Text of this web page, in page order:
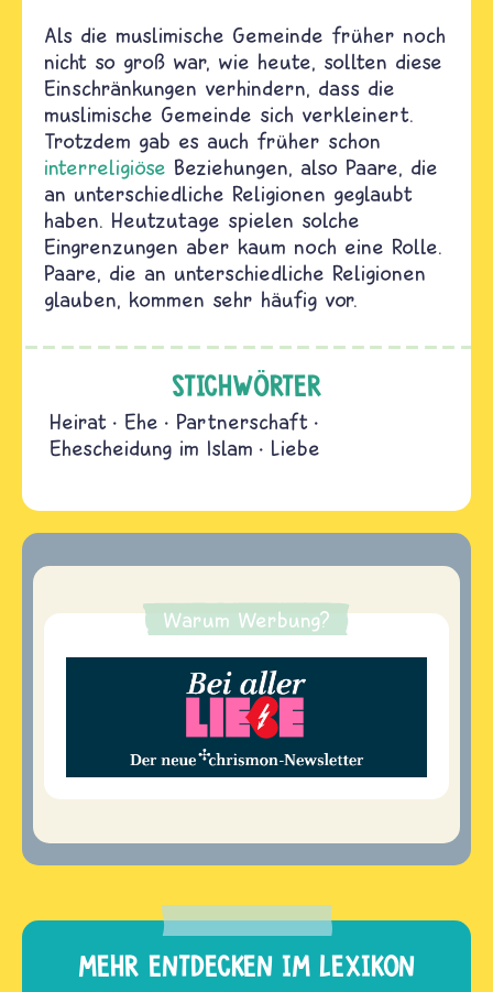
Als die muslimische Gemeinde früher noch
nicht so groß war, wie heute, sollten diese
Einschränkungen verhindern, dass die
muslimische Gemeinde sich verkleinert.
Trotzdem gab es auch früher schon
interreligiöse Beziehungen, also Paare, die
an unterschiedliche Religionen geglaubt
haben. Heutzutage spielen solche
Eingrenzungen aber kaum noch eine Rolle.
Paare, die an unterschiedliche Religionen
glauben, kommen sehr häufig vor.
STICHWÖRTER
Heirat Ehe
Partnerschaft
Ehescheidung im Islam
Liebe
Warum Werbung?